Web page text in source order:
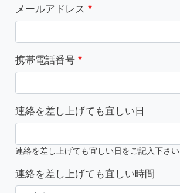
メールアドレス
携帯電話番号
連絡を差し上げても宜しい日
連絡を差し上げても宜しい日をご記入下さい
連絡を差し上げても宜しい時間